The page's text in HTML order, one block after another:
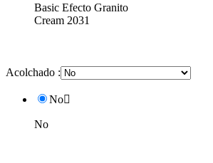
Basic Efecto Granito
Cream 2031
Acolchado :
No
No